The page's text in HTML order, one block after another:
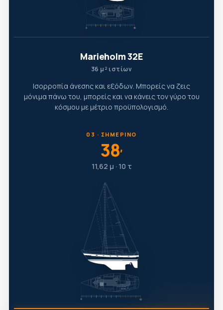
Marieholm 32E
36 μ² ιστίων
Ισορροπία άνεσης και εξόδων. Μπορείς να ζεις
μόνιμα πάνω του, μπορείς και να κάνεις τον γύρο του
κόσμου με μέτριο προϋπολογισμό.
03 · ΣΗΜΕΡΙΝΌ
38′
11,62 μ · 10 τ